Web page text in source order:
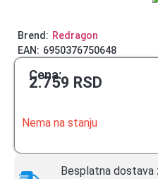
Brend: Redragon
EAN: 6950376750648
Cena:
2.759 RSD
Nema na stanju
Besplatna dostava